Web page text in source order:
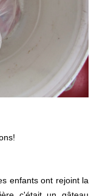
enfants ont rejoint la